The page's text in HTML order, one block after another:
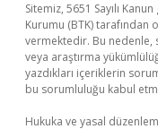
Sitemiz, 5651 Sayılı
Kurumu (BTK) tarafından
vermektedir. Bu
veya araştırma
yazdıkları içeriklerin
bu sorumluluğu kabul
Hukuka ve yasal